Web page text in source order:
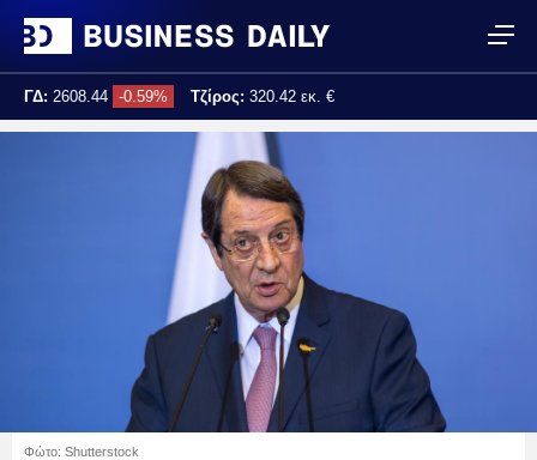
ΓΔ: 2608.44 -0.59% Τζίρος: 320.42 εκ. €
17:25:02
Φώτο: Shutterstock